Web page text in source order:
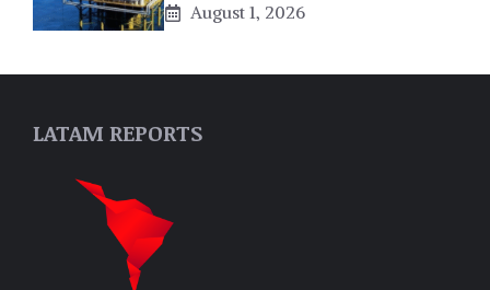
August 1, 2026
LATAM REPORTS